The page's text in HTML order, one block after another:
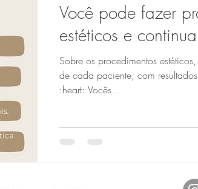
Você pode fazer
estéticos e
Sobre os procedimentos
de cada paciente, com
:heart: Vocês...